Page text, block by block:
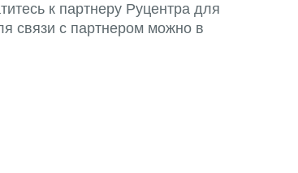
к партнеру Руцентра для
связи с партнером можно в